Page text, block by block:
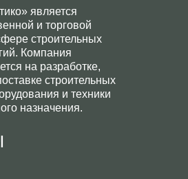
является
и торговой
строительных
Компания
на разработке,
строительных
и техники
назначения.